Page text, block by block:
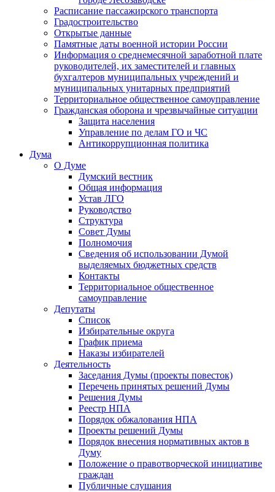
Расписание пассажирского транспорта
Градостроительство
Открытые данные
Памятные даты военной истории России
Информация о среднемесячной заработной плате
руководителей, их заместителей и главных
бухгалтеров муниципальных учреждений и
муниципальных унитарных предприятий
Территориальное общественное самоуправление
Гражданская оборона и чрезвычайные ситуации
Защита населения
Управление по делам ГО и ЧС
Антикоррупционная политика
Дума
О Думе
Думский вестник
Общая информация
Устав ЛГО
Руководство
Структура
Совет Думы
Полномочия
Сведения об использовании Думой
выделяемых бюджетных средств
Контакты
Территориальное общественное
самоуправление
Депутаты
Список
Избирательные округа
График приема
Наказы избирателей
Деятельность
Заседания Думы (проекты повесток)
Перечень принятых решений Думы
Решения Думы
Реестр НПА
Порядок обжалования НПА
Проекты решений Думы
Порядок внесения нормативных актов в
Думу
Положение о правотворческой инициативе
граждан
Публичные слушания